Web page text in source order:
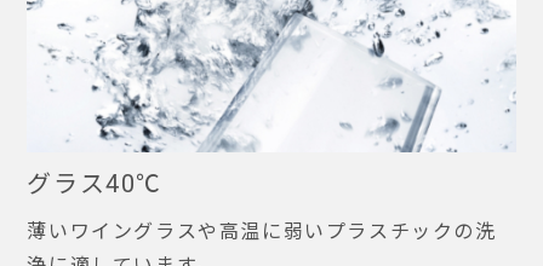
グラス40℃
薄いワイングラスや高温に弱いプラスチックの洗